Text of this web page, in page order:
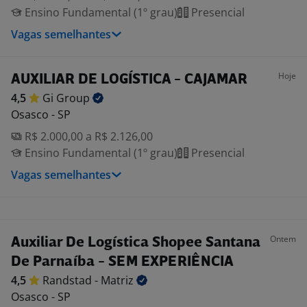
Ensino Fundamental (1º grau)
Presencial
Vagas semelhantes
AUXILIAR DE LOGÍSTICA - CAJAMAR Hoje
4,5 Gi Group
Osasco - SP
R$ 2.000,00 a R$ 2.126,00
Ensino Fundamental (1º grau)
Presencial
Vagas semelhantes
Auxiliar De Logística Shopee Santana
De Parnaíba - SEM EXPERIÊNCIA
Ontem
4,5 Randstad - Matriz
Osasco - SP